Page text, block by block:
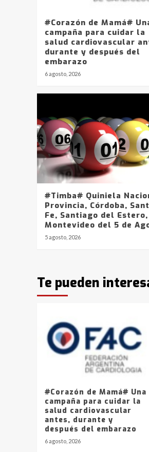
#Corazón de Mamá#
campaña para cuidar la
salud cardiovascular
durante y después del
embarazo
6 agosto, 2026
#Timba# Quiniela
Provincia, Córdoba,
Fe, Santiago del Estero,
Montevideo del 5 de
5 agosto, 2026
Te pueden
#Corazón de Mamá# Una
campaña para cuidar la
salud cardiovascular
antes, durante y
después del embarazo
6 agosto, 2026